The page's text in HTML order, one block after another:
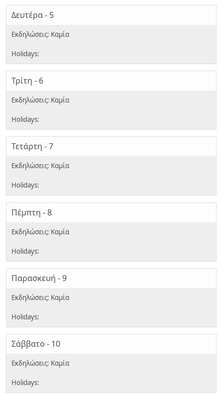
Δευτέρα - 5
Τρίτη - 6
Τετάρτη - 7
Πέμπτη - 8
Παρασκευή - 9
Σάββατο - 10